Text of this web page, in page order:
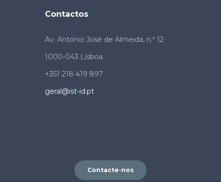
Contactos
Av. António José de Almeida, n.º 12
1000-043 Lisboa
+351 218 419 897
geral@ist-id.pt
Contacte-nos